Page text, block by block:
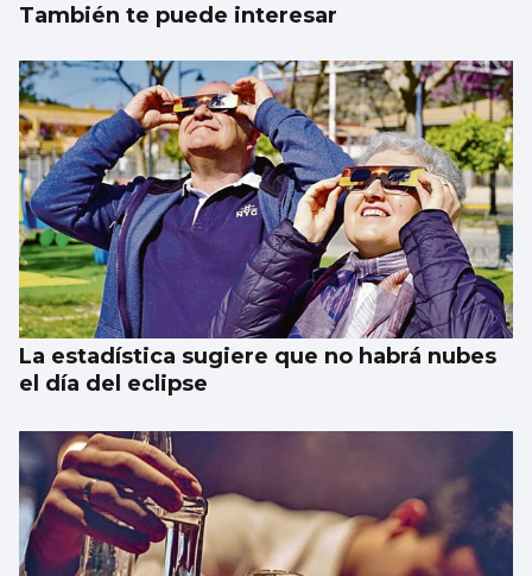
También te puede interesar
La estadística sugiere que no habrá nubes
el día del eclipse